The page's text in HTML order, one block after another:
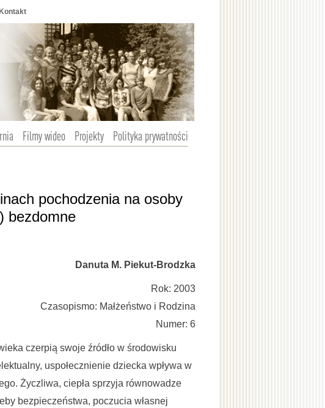
Kontakt
Filmy wideo Projekty Polityka prywatności
pochodzenia na osoby
bezdomne
Danuta M. Piekut-Brodzka
Rok: 2003
Czasopismo: Małżeństwo i Rodzina
Numer: 6
czerpią swoje źródło w środowisku
uspołecznienie dziecka wpływa w
Życzliwa, ciepła sprzyja równowadze
bezpieczeństwa, poczucia własnej